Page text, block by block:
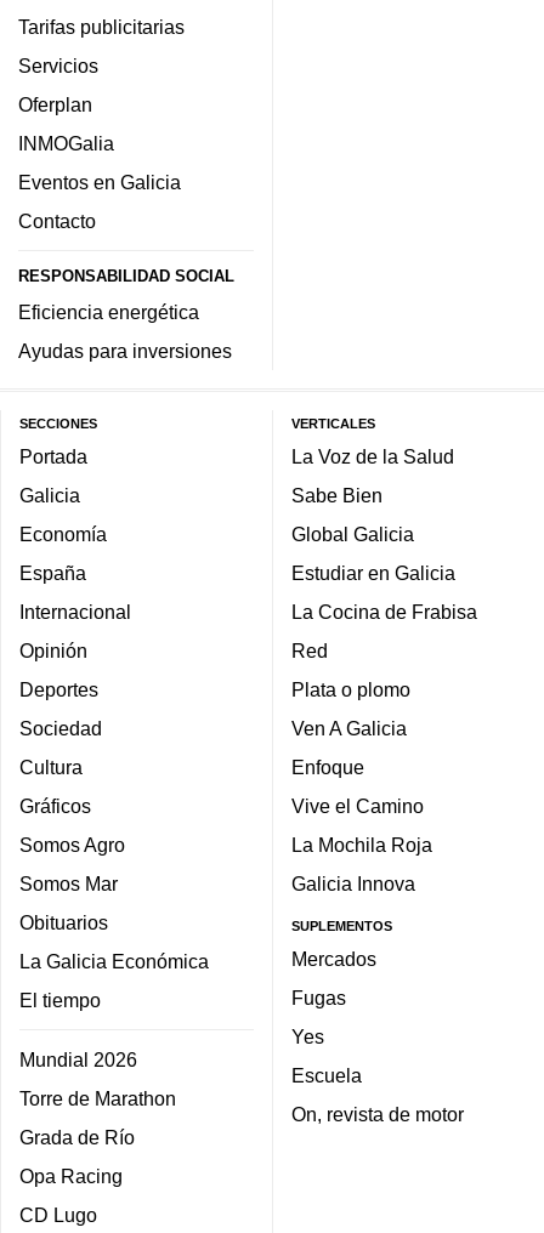
Tarifas publicitarias
Servicios
Oferplan
INMOGalia
Eventos en Galicia
Contacto
RESPONSABILIDAD SOCIAL
Eficiencia energética
Ayudas para inversiones
SECCIONES
Portada
Galicia
Economía
España
Internacional
Opinión
Deportes
Sociedad
Cultura
Gráficos
Somos Agro
Somos Mar
Obituarios
La Galicia Económica
El tiempo
Mundial 2026
Torre de Marathon
Grada de Río
Opa Racing
CD Lugo
VERTICALES
La Voz de la Salud
Sabe Bien
Global Galicia
Estudiar en Galicia
La Cocina de Frabisa
Red
Plata o plomo
Ven A Galicia
Enfoque
Vive el Camino
La Mochila Roja
Galicia Innova
SUPLEMENTOS
Mercados
Fugas
Yes
Escuela
On, revista de motor